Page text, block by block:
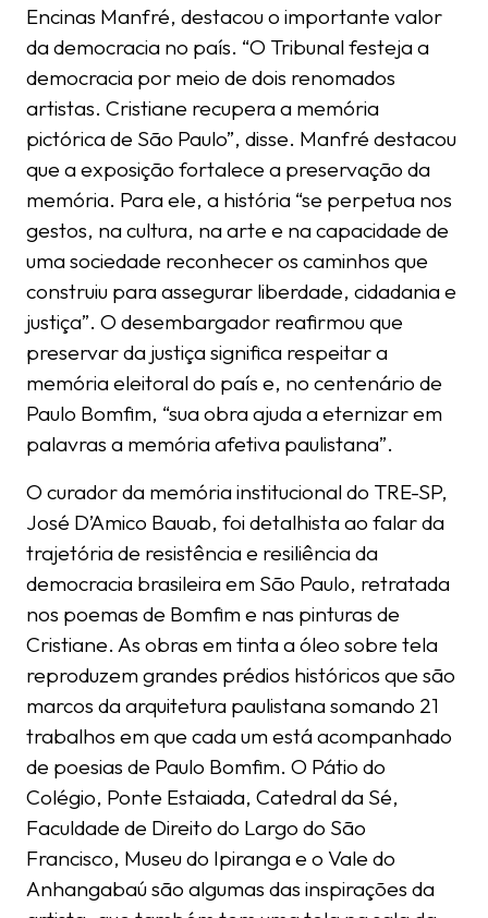
Encinas Manfré, destacou o importante valor
da democracia no país. “O Tribunal festeja a
democracia por meio de dois renomados
artistas. Cristiane recupera a memória
pictórica de São Paulo”, disse. Manfré destacou
que a exposição fortalece a preservação da
memória. Para ele, a história “se perpetua nos
gestos, na cultura, na arte e na capacidade de
uma sociedade reconhecer os caminhos que
construiu para assegurar liberdade, cidadania e
justiça”. O desembargador reafirmou que
preservar da justiça significa respeitar a
memória eleitoral do país e, no centenário de
Paulo Bomfim, “sua obra ajuda a eternizar em
palavras a memória afetiva paulistana”.
O curador da memória institucional do TRE-SP,
José D’Amico Bauab, foi detalhista ao falar da
trajetória de resistência e resiliência da
democracia brasileira em São Paulo, retratada
nos poemas de Bomfim e nas pinturas de
Cristiane. As obras em tinta a óleo sobre tela
reproduzem grandes prédios históricos que são
marcos da arquitetura paulistana somando 21
trabalhos em que cada um está acompanhado
de poesias de Paulo Bomfim. O Pátio do
Colégio, Ponte Estaiada, Catedral da Sé,
Faculdade de Direito do Largo do São
Francisco, Museu do Ipiranga e o Vale do
Anhangabaú são algumas das inspirações da